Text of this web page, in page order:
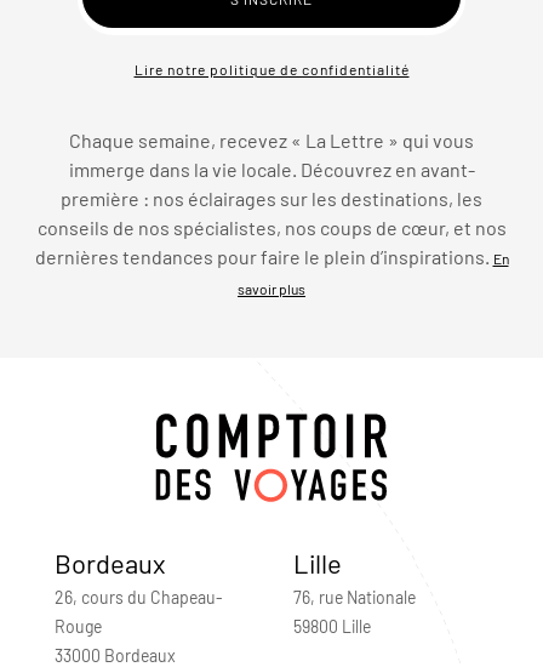
Lire notre politique de confidentialité
Chaque semaine, recevez « La Lettre » qui vous
immerge dans la vie locale. Découvrez en avant-
première : nos éclairages sur les destinations, les
conseils de nos spécialistes, nos coups de cœur, et nos
dernières tendances pour faire le plein d’inspirations. En
savoir plus
Bordeaux
26, cours du Chapeau-
Rouge
33000 Bordeaux
Lille
76, rue Nationale
59800 Lille